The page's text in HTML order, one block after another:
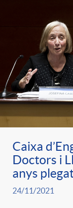
Caixa
Doctors i
anys
24/11/2021